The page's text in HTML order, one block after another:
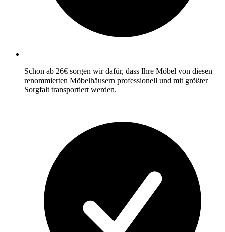
Schon ab 26€ sorgen wir dafür, dass Ihre Möbel von diesen
renommierten Möbelhäusern professionell und mit größter
Sorgfalt transportiert werden.